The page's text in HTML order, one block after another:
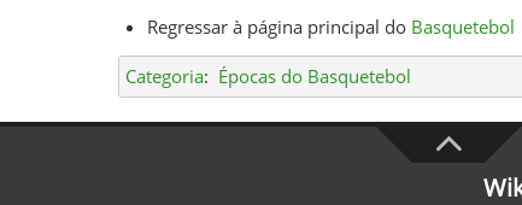
Regressar à página principal do Basquetebol
Categoria: Épocas do Basquetebol